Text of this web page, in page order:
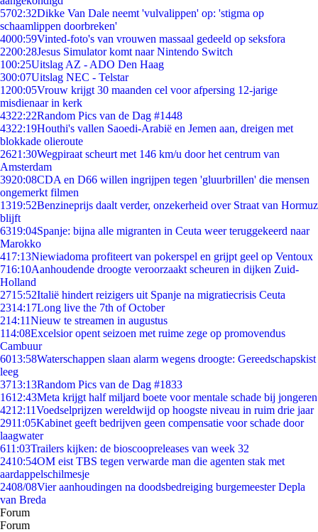
5702:32Dikke Van Dale neemt 'vulvalippen' op: 'stigma op
schaamlippen doorbreken'
4000:59Vinted-foto's van vrouwen massaal gedeeld op seksfora
2200:28Jesus Simulator komt naar Nintendo Switch
100:25Uitslag AZ - ADO Den Haag
300:07Uitslag NEC - Telstar
1200:05Vrouw krijgt 30 maanden cel voor afpersing 12-jarige
misdienaar in kerk
4322:22Random Pics van de Dag #1448
4322:19Houthi's vallen Saoedi-Arabië en Jemen aan, dreigen met
blokkade olieroute
2621:30Wegpiraat scheurt met 146 km/u door het centrum van
Amsterdam
3920:08CDA en D66 willen ingrijpen tegen 'gluurbrillen' die mensen
ongemerkt filmen
1319:52Benzineprijs daalt verder, onzekerheid over Straat van Hormuz
blijft
6319:04Spanje: bijna alle migranten in Ceuta weer teruggekeerd naar
Marokko
417:13Niewiadoma profiteert van pokerspel en grijpt geel op Ventoux
716:10Aanhoudende droogte veroorzaakt scheuren in dijken Zuid-
Holland
2715:52Italië hindert reizigers uit Spanje na migratiecrisis Ceuta
2314:17Long live the 7th of October
214:11Nieuw te streamen in augustus
114:08Excelsior opent seizoen met ruime zege op promovendus
Cambuur
6013:58Waterschappen slaan alarm wegens droogte: Gereedschapskist
leeg
3713:13Random Pics van de Dag #1833
1612:43Meta krijgt half miljard boete voor mentale schade bij jongeren
4212:11Voedselprijzen wereldwijd op hoogste niveau in ruim drie jaar
2911:05Kabinet geeft bedrijven geen compensatie voor schade door
laagwater
611:03Trailers kijken: de bioscoopreleases van week 32
2410:54OM eist TBS tegen verwarde man die agenten stak met
aardappelschilmesje
2408/08Vier aanhoudingen na doodsbedreiging burgemeester Depla
van Breda
Forum
Forum